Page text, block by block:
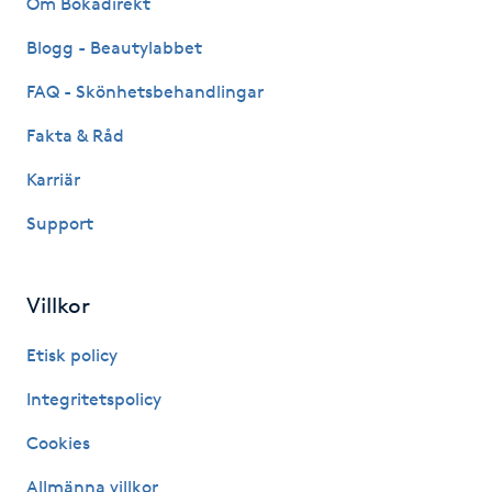
Fransrengöring
Frekvensterapi
Funktionsanalys
Färgning
Blogg - Beautylabbet
FAQ - Skönhetsbehandlingar
Fakta & Råd
Karriär
Support
Villkor
Etisk policy
Integritetspolicy
Cookies
Allmänna villkor